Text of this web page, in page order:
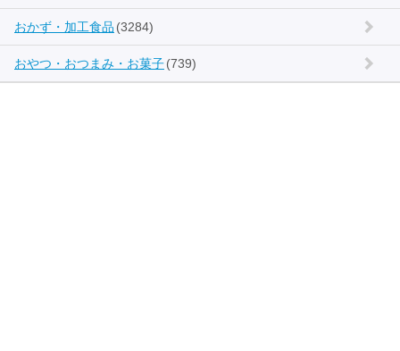
おかず・加工食品 (3284)
おやつ・おつまみ・お菓子(739)